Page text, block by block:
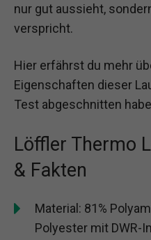
nur gut aussieht,
verspricht.
Hier erfährst du mehr
Eigenschaften dieser
Test abgeschnitten
Löffler Thermo
& Fakten
Material: 81%
Polyester mit DWR-